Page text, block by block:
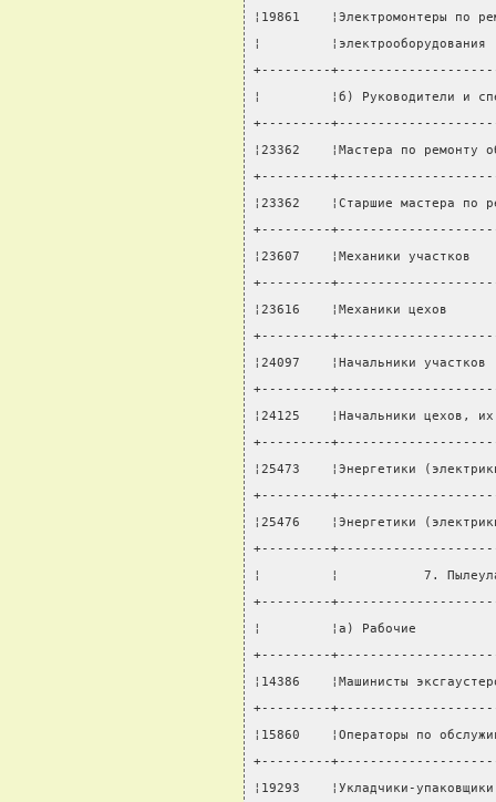
¦19861    ¦Электромонтеры
¦
+---------
¦         ¦б) Руководители
+---------
¦23362    ¦Мастера по
+---------
¦23362    ¦Старшие мастера
+---------
¦23607    ¦Механики
+---------
¦23616    ¦Механики
+---------
¦24097    ¦Начальники
+---------
¦24125    ¦Начальники цехов,
+---------
¦25473    ¦Энергетики
+---------
¦25476    ¦Энергетики
+---------
¦         ¦           7.
+---------
¦         ¦а) Рабочие
+---------
¦14386    ¦Машинисты
+---------
¦15860    ¦Операторы по
+---------
¦19293    ¦Укладчики-